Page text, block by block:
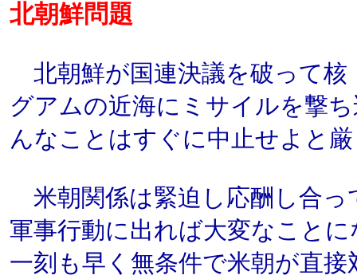
北朝鮮問題
北朝鮮が国連決議を破って核
グアムの近海にミサイルを撃
んなことはすぐに中止せよと
米朝関係は緊迫し応酬し合っ
軍事行動に出れば大変なこと
一刻も早く無条件で米朝が直